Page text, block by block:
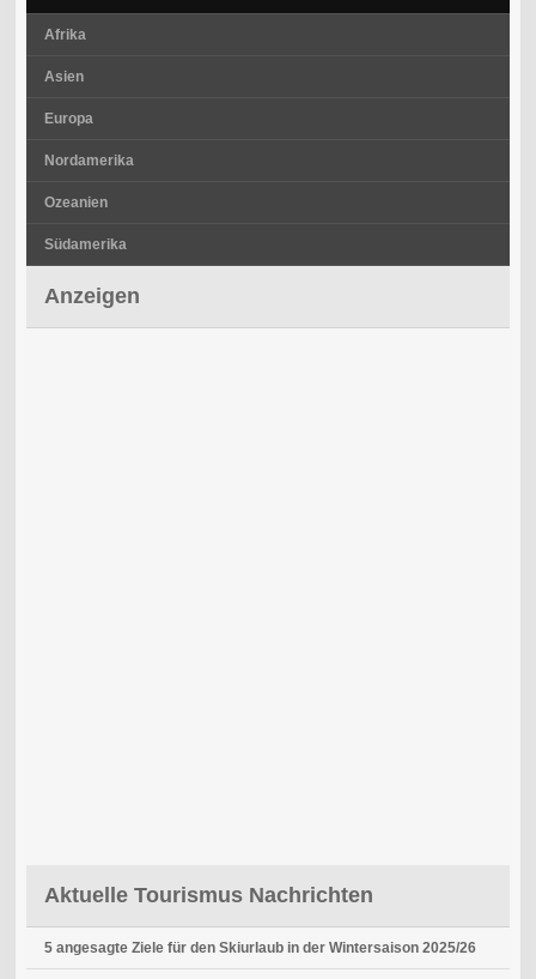
Afrika
Asien
Europa
Nordamerika
Ozeanien
Südamerika
Anzeigen
Aktuelle Tourismus Nachrichten
5 angesagte Ziele für den Skiurlaub in der Wintersaison 2025/26